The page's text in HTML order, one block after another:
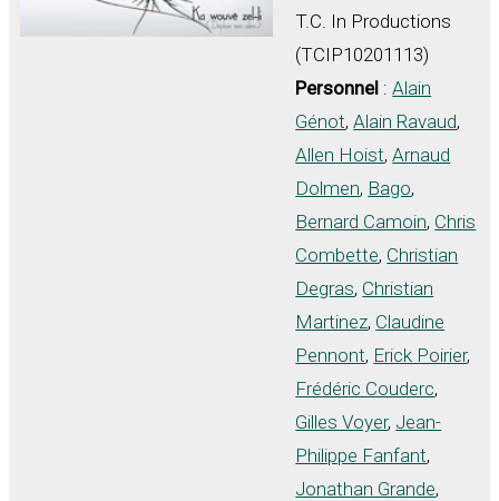
T.C. In Productions
(TCIP10201113)
Personnel :Alain
Génot,Alain Ravaud,
Allen Hoist,Arnaud
Dolmen, Bago,
Bernard Camoin, Chris
Combette, Christian
Degras, Christian
Martinez, Claudine
Pennont, Erick Poirier,
Frédéric Couderc,
Gilles Voyer, Jean-
Philippe Fanfant,
Jonathan Grande,